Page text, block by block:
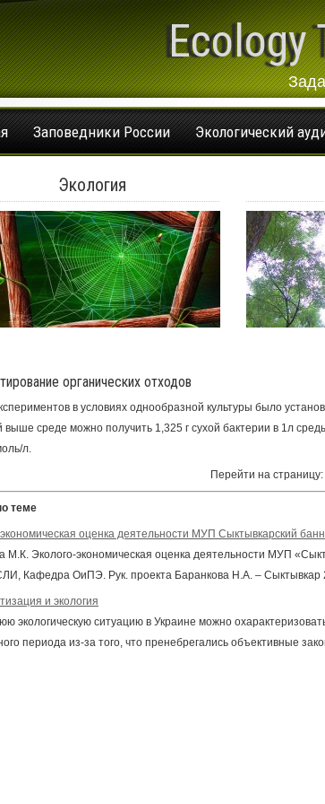
Ecology
Заповедники России Экологический
Экология
органических отходов
в условиях однообразной культуры было
выше среде можно получить 1,325 г сухой бактерии в 1л
л.
Перейти на страницу:
теме
оценка деятельности МУП Сыктывкарский
М.К. Эколого-экономическая оценка деятельности МУП
Кафедра ОиПЭ. Рук. проекта Баранкова Н.А. – Сыктывкар
и экология
экологическую ситуацию в Украине можно
периода из-за того, что пренебрегались объективные